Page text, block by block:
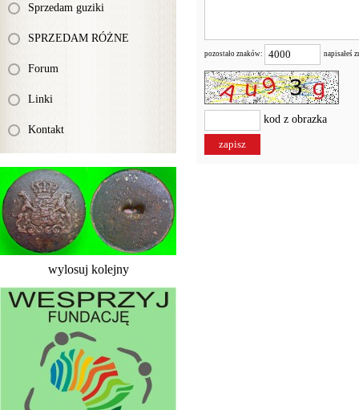
Sprzedam guziki
SPRZEDAM RÓŻNE
Forum
Linki
Kontakt
wylosuj kolejny
pozostało znaków: napisałeś
kod z obrazka